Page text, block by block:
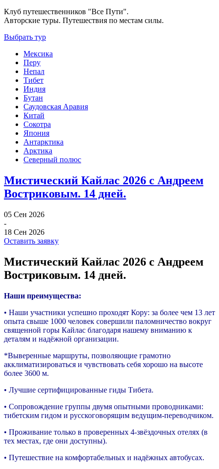
Клуб путешественников "Все Пути".
Авторские туры. Путешествия по местам силы.
Выбрать тур
Мексика
Перу
Непал
Тибет
Индия
Бутан
Саудовская Аравия
Китай
Сокотра
Япония
Антарктика
Арктика
Северный полюс
Мистический Кайлас 2026 c Андреем
Востриковым. 14 дней.
05 Сен 2026
-
18 Сен 2026
Оставить заявку
Мистический Кайлас 2026 c Андреем
Востриковым. 14 дней.
Наши преимущества:
• Наши участники успешно проходят Кору: за более чем 13 лет
опыта свыше 1000 человек совершили паломничество вокруг
священной горы Кайлас благодаря нашему вниманию к
деталям и надёжной организации.
*Выверенные маршруты, позволяющие грамотно
акклиматизироваться и чувствовать себя хорошо на высоте
более 3600 м.
• Лучшие сертифицированные гиды Тибета.
• Сопровождение группы двумя опытными проводниками:
тибетским гидом и русскоговорящим ведущим-переводчиком.
• Проживание только в проверенных 4-звёздочных отелях (в
тех местах, где они доступны).
• Путешествие на комфортабельных и надёжных автобусах.